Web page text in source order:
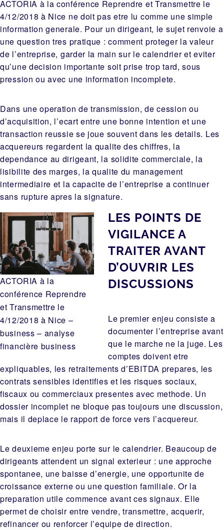
ACTORIA à la conférence Reprendre et Transmettre le
4/12/2018 à Nice ne doit pas etre lu comme une simple
information generale. Pour un dirigeant, le sujet renvoie a
une question tres pratique : comment proteger la valeur
de l’entreprise, garder la main sur le calendrier et eviter
qu’une decision importante soit prise trop tard, sous
pression ou avec une information incomplete.
Dans une operation de transmission, de cession ou
d’acquisition, l’ecart entre une bonne intention et une
transaction reussie se joue souvent dans les details. Les
acquereurs regardent la qualite des chiffres, la
dependance au dirigeant, la solidite commerciale, la
lisibilite des marges, la qualite du management
intermediaire et la capacite de l’entreprise a continuer
sans rupture apres la signature.
ACTORIA à la
conférence Reprendre
et Transmettre le
4/12/2018 à Nice –
business – analyse
financière business
LES POINTS DE
VIGILANCE A
TRAITER AVANT
D’OUVRIR LES
DISCUSSIONS
Le premier enjeu consiste a
documenter l’entreprise avant
que le marche ne la juge. Les
comptes doivent etre
expliquables, les retraitements d’EBITDA prepares, les
contrats sensibles identifies et les risques sociaux,
fiscaux ou commerciaux presentes avec methode. Un
dossier incomplet ne bloque pas toujours une discussion,
mais il deplace le rapport de force vers l’acquereur.
Le deuxieme enjeu porte sur le calendrier. Beaucoup de
dirigeants attendent un signal exterieur : une approche
spontanee, une baisse d’energie, une opportunite de
croissance externe ou une question familiale. Or la
preparation utile commence avant ces signaux. Elle
permet de choisir entre vendre, transmettre, acquerir,
refinancer ou renforcer l’equipe de direction.